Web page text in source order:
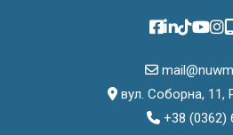
вул. Соборна, 11,
+38 (0362)